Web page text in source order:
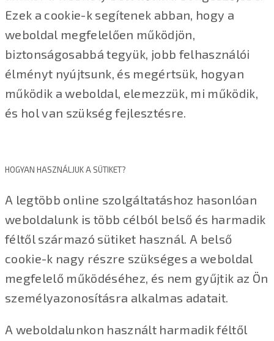
Ezek a cookie-k segítenek abban, hogy a
weboldal megfelelően működjön,
biztonságosabbá tegyük, jobb felhasználói
élményt nyújtsunk, és megértsük, hogyan
működik a weboldal, elemezzük, mi működik,
és hol van szükség fejlesztésre.
HOGYAN HASZNÁLJUK A SÜTIKET?
A legtöbb online szolgáltatáshoz hasonlóan
weboldalunk is több célból belső és harmadik
féltől származó sütiket használ. A belső
cookie-k nagy részre szükséges a weboldal
megfelelő működéséhez, és nem gyűjtik az Ön
személyazonosításra alkalmas adatait.
A weboldalunkon használt harmadik féltől